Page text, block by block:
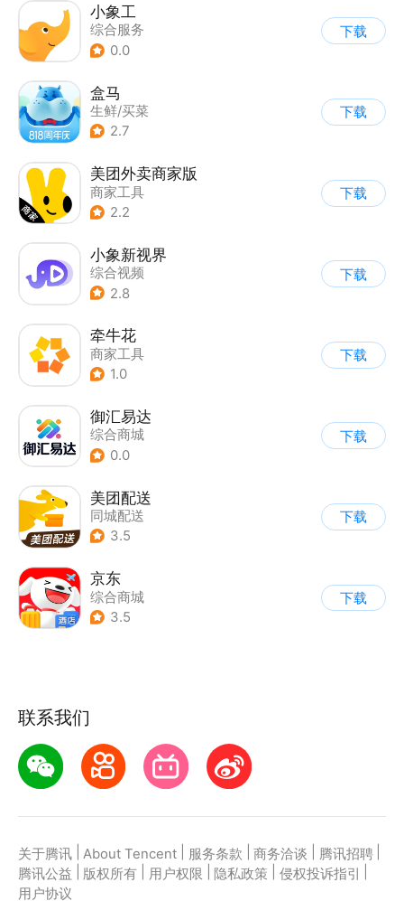
小象工
综合服务
0.0
下载
盒马
生鲜/买菜
2.7
下载
美团外卖商家版
商家工具
2.2
下载
小象新视界
综合视频
2.8
下载
牵牛花
商家工具
1.0
下载
御汇易达
综合商城
0.0
下载
美团配送
同城配送
3.5
下载
京东
综合商城
3.5
下载
联系我们
关于腾讯 About Tencent 服务条款 商务洽谈 腾讯招聘
腾讯公益
版权所有 用户权限 隐私政策 侵权投诉指引
用户协议